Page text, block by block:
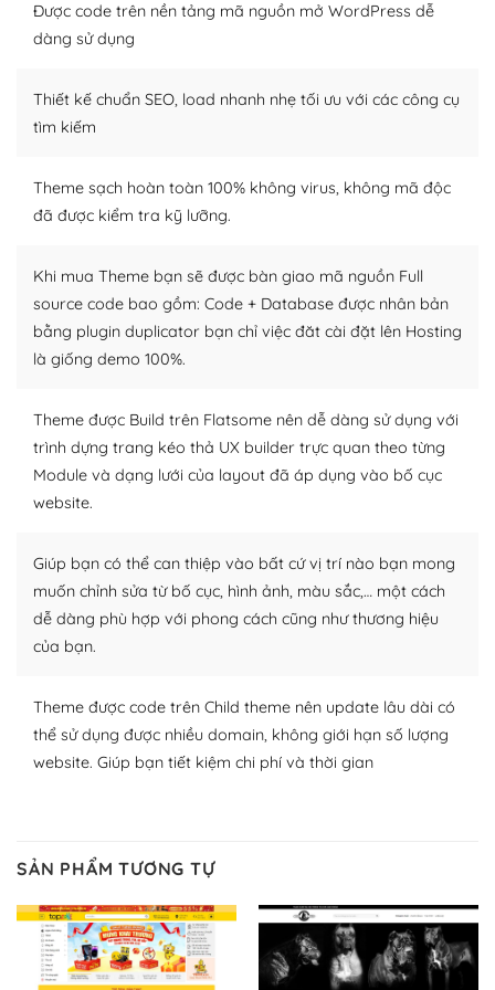
Nếu bạn có các kỹ thuật cơ bản với một theme được
thiết kế tốt, bạn có thể tự sửa đổi. Nếu không bạn có thể
Dễ dàng tùy chỉnh trên WordPress
WordPress là nơi lưu trữ cho một diễn đàn cộng đồng
khổng lồ được kiểm duyệt bởi các nhân viên và những
Nếu bạn gặp khó khăn, bạn có thể lên mạng và tìm
kiếm những cộng đồng WordPress, họ sẽ giúp bạn trả
lời, giải đáp vấn đề của bạn.
– Đa dạng plugin và themes
Plugin mở rộng là thành phần cài đặt thêm vào
WordPress để tăng thêm các tính năng cần thiết. Có
Nhờ lượng người dùng đông đảo, thư viện themes và
plugin của WordPress rất phong phú. Bạn có thể thỏa
thích chọn lựa plugin và themes phù hợp cho mục đích
WordPress đa dạng plugin và themes
– Dễ sử dụng
toàn bộ web.
Và bạn có toàn quyền tự do khi quyết định nơi lưu trữ
trang web WordPress của bạn.
Dễ dàng lựa chọn Hosting cho website WordPress
Được code trên nền tảng mã nguồn mở WordPress dễ
dàng sử dụng
Thiết kế chuẩn SEO, load nhanh nhẹ tối ưu với các công cụ
tìm kiếm
Theme sạch hoàn toàn 100% không virus, không mã độc
đã được kiểm tra kỹ lưỡng.
Khi mua Theme bạn sẽ được bàn giao mã nguồn Full
source code bao gồm: Code + Database được nhân bản
bằng plugin duplicator bạn chỉ việc đăt cài đặt lên Hosting
là giống demo 100%.
Theme được Build trên Flatsome nên dễ dàng sử dụng với
trình dựng trang kéo thả UX builder trực quan theo từng
Module và dạng lưới của layout đã áp dụng vào bố cục
website.
Giúp bạn có thể can thiệp vào bất cứ vị trí nào bạn mong
muốn chỉnh sửa từ bố cục, hình ảnh, màu sắc,… một cách
dễ dàng phù hợp với phong cách cũng như thương hiệu
của bạn.
Theme được code trên Child theme nên update lâu dài có
thể sử dụng được nhiều domain, không giới hạn số lượng
website. Giúp bạn tiết kiệm chi phí và thời gian
SẢN PHẨM TƯƠNG TỰ